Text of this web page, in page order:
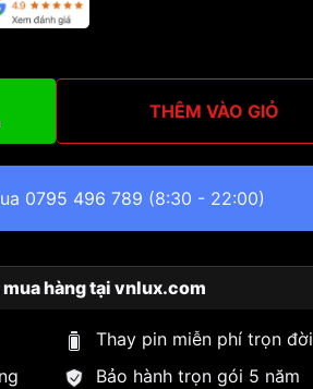
THÊM VÀO GIỎ
0795 496 789 (8:30 - 22:00)
hàng tại vnlux.com
Thay pin miễn phí trọn đời
Bảo hành trọn gói 5 năm